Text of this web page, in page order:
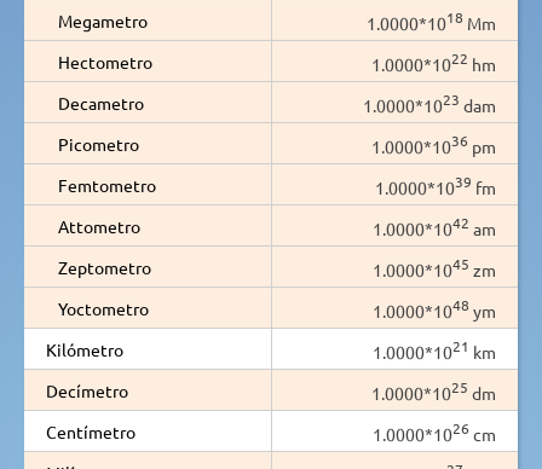
Megametro
1.0000*1018 Mm
Hectometro
1.0000*1022 hm
Decametro
1.0000*1023 dam
Picometro
1.0000*1036 pm
Femtometro
1.0000*1039 fm
Attometro
1.0000*1042 am
Zeptometro
1.0000*1045 zm
Yoctometro
1.0000*1048 ym
Kilómetro
1.0000*1021 km
Decímetro
1.0000*1025 dm
Centímetro
1.0000*1026 cm